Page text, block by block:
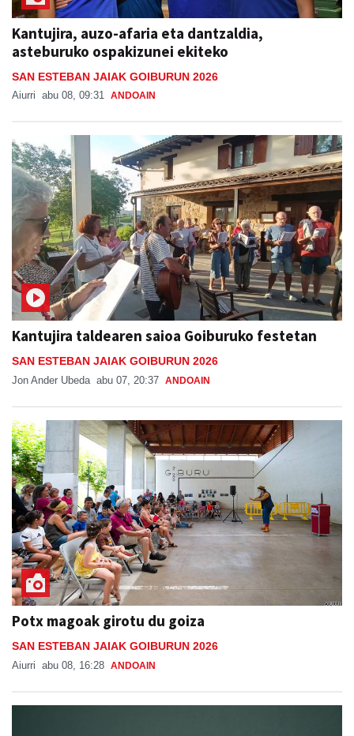
Kantujira, auzo-afaria eta dantzaldia,
asteburuko ospakizunei ekiteko
SAN ESTEBAN JAIAK GOIBURUN 2026
Aiurri abu 08, 09:31 ANDOAIN
Kantujira taldearen saioa Goiburuko festetan
SAN ESTEBAN JAIAK GOIBURUN 2026
Jon Ander Ubeda abu 07, 20:37 ANDOAIN
Potx magoak girotu du goiza
SAN ESTEBAN JAIAK GOIBURUN 2026
Aiurri abu 08, 16:28 ANDOAIN